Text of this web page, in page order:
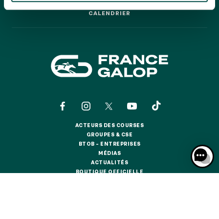
LA GARDEN PARTY - CYGAMES GRAND PRIX DE PARIS -
OFFRES, PASS & ABONNEMENTS
ABONNEMENTS ANNUELS
ABONNEMENTS ANNUELS
CALENDRIER
ACTEURS DES COURSES
ACTEURS DES COURSES
GROUPES & CSE
GROUPES & CSE
BTOB – ENTREPRISES
BTOB – ENTREPRISES
MÉDIAS
MÉDIAS
ACTUALITÉS
ACTUALITÉS
BOUTIQUE OFFICIELLE